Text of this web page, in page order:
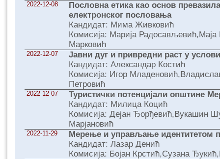
2022-12-08
Пословна етика као основ
електронског пословања
Кандидат: Мима Живковић
Комисија: Марија
Марковић
2022-12-07
Јавни дуг и привредни раст у
Кандидат: Александар Костић
Комисија: Игор
Петровић
2022-12-07
Туристички потенцијали општине
Кандидат: Милица Коцић
Комисија: Дејан Ђорђевић,Вукашин
Марјановић
2022-11-29
Мерење и управљање идентитетом
Кандидат: Лазар Денић
Комисија: Бојан Крстић,Сузана